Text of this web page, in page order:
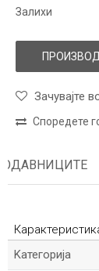
Залихи
Зачувајте
Споредете
Kатегорија